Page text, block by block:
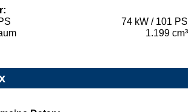
74 kW / 101 PS
1.199 cm³